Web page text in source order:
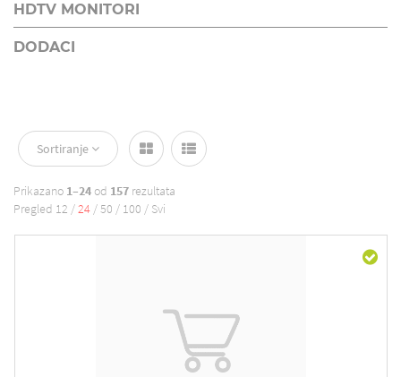
HDTV MONITORI
DODACI
Sortiranje
Prikazano 1–24 od 157 rezultata
Pregled 12 /24 /50 / 100 / Svi